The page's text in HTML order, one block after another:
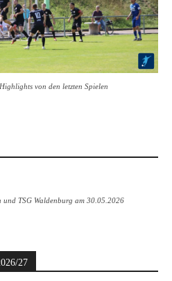
von den letzten Spielen
und TSG Waldenburg am 30.05.2026
27